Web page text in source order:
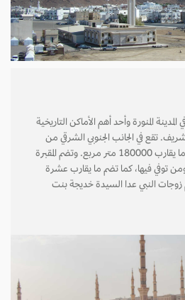
المنورة وأحد أهم الأماكن التاريخية
تقع في الجانب الجنوبي الشرقي من
سور المسجد وتبلغ مساحتها ما يقارب 180000 متر مربع. وتضم المقبرة
توفي فيها، كما تضم ما يقارب عشرة
النبي عدا السيدة خديجة بنت